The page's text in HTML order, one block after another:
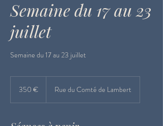
Semaine du 17 au 23
juillet
Semaine du 17 au 23 juillet
350 € Rue du Comté de Lambert